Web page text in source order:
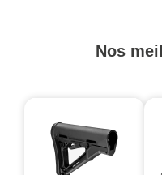
Nos